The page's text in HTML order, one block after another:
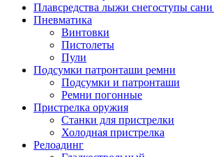
Плавсредства лыжи снегоступы
Пневматика
Винтовки
Пистолеты
Пули
Подсумки патронташи ремни
Подсумки и патронташи
Ремни погонные
Пристрелка оружия
Станки для пристрелки
Холодная пристрелка
Релоадинг